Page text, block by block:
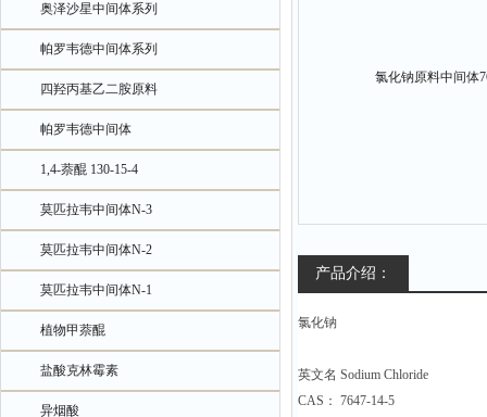
奥泽沙星中间体系列
帕罗韦德中间体系列
四羟丙基乙二胺原料
帕罗韦德中间体
1,4-萘醌 130-15-4
莫匹拉韦中间体N-3
莫匹拉韦中间体N-2
莫匹拉韦中间体N-1
植物甲萘醌
盐酸克林霉素
异烟酸
产品介绍：
氯化钠
英文名 Sodium Chloride
CAS： 7647-14-5